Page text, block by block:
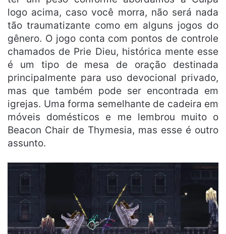
logo acima, caso você morra, não será nada
tão traumatizante como em alguns jogos do
gênero. O jogo conta com pontos de controle
chamados de Prie Dieu, histórica mente esse
é um tipo de mesa de oração destinada
principalmente para uso devocional privado,
mas que também pode ser encontrada em
igrejas. Uma forma semelhante de cadeira em
móveis domésticos e me lembrou muito o
Beacon Chair de Thymesia, mas esse é outro
assunto.